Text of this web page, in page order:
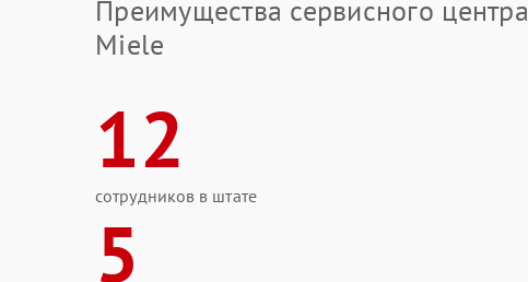
Преимущества сервисного центра
Miele
12
сотрудников в штате
5